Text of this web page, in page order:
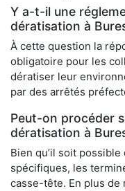
Y a-t-il une
dératisation à
À cette question la
obligatoire pour les
dératiser leur
par des arrêtés
Peut-on procéder
dératisation à
Bien qu’il soit
spécifiques, les
casse-tête. En plus